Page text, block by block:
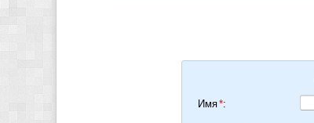
Имя*: